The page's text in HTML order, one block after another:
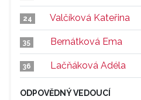
24 Valčíková Kateřina
35 Bernátková Ema
36 Lačňáková Adéla
ODPOVĚDNÝ VEDOUCÍ